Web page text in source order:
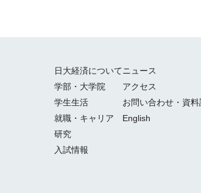
日大経済について
学部・大学院
学生生活
就職・キャリア
研究
入試情報
ニュース
アクセス
お問い合わせ・資
English